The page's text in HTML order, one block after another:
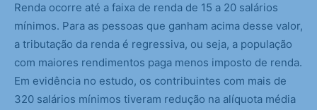
Renda ocorre até a faixa de renda de 15 a 20 salários
mínimos. Para as pessoas que ganham acima desse valor,
a tributação da renda é regressiva, ou seja, a população
com maiores rendimentos paga menos imposto de renda.
Em evidência no estudo, os contribuintes com mais de
320 salários mínimos tiveram redução na alíquota média